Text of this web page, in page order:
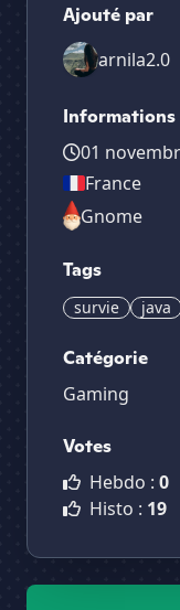
Ajouté par
arnila2.0
Informations
01
France
Gnome
Tags
survie java
Catégorie
Gaming
Votes
Hebdo : 0
Histo : 19